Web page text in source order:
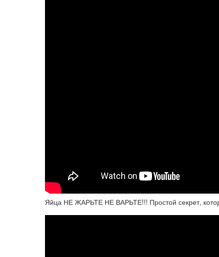
Яйца НЕ ЖАРЬТЕ НЕ ВАРЬТЕ!!! Простой секрет,